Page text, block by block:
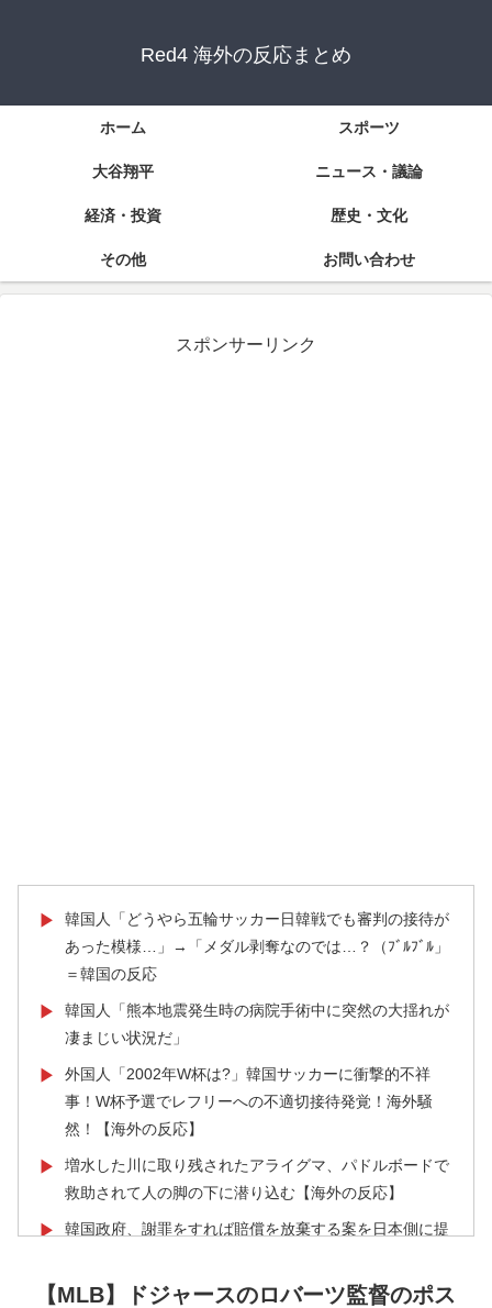
Red4 海外の反応まとめ
ホーム スポーツ
大谷翔平 ニュース・議論
経済・投資 歴史・文化
その他 お問い合わせ
スポンサーリンク
▶
韓国人「どうやら五輪サッカー日韓戦でも審判の接待が
あった模様…」→「メダル剥奪なのでは…？（ﾌﾞﾙﾌﾞﾙ」
＝韓国の反応
▶
韓国人「熊本地震発生時の病院手術中に突然の大揺れが
凄まじい状況だ」
▶
外国人「2002年W杯は?」韓国サッカーに衝撃的不祥
事！W杯予選でレフリーへの不適切接待発覚！海外騒
然！【海外の反応】
▶
増水した川に取り残されたアライグマ、パドルボードで
救助されて人の脚の下に潜り込む【海外の反応】
▶
韓国政府、謝罪をすれば賠償を放棄する案を日本側に提
▶
米：トランプ大統領、「敵性外国人」による「米国籍目
【MLB】ドジャースのロバーツ監督のポス